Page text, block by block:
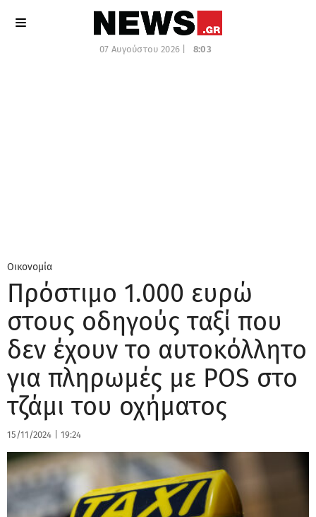
07 Αυγούστου 2026 | 8:03
Οικονομία
Πρόστιμο 1.000 ευρώ
στους οδηγούς ταξί που
δεν έχουν το αυτοκόλλητο
για πληρωμές με POS στο
τζάμι του οχήματος
15/11/2024 19:24